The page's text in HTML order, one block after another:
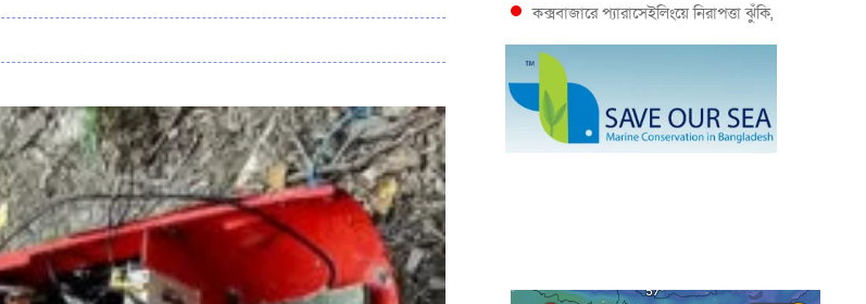
কক্সবাজারে প্যারাসেইলিংয়ে নিরাপত্তা ঝুঁকি,
নেই স্থায়ী পদক্ষেপ
১৩ জেলায় ঝোড়ো হাওয়া-বজ্রবৃষ্টির শঙ্কা,
নদীবন্দরে ১ নম্বর সতর্কসংকেত
দেশের ৫ জেলায় বন্যার শঙ্কা
দেশের বিভিন্ন অঞ্চলে বজ্রবৃষ্টির আভাস,